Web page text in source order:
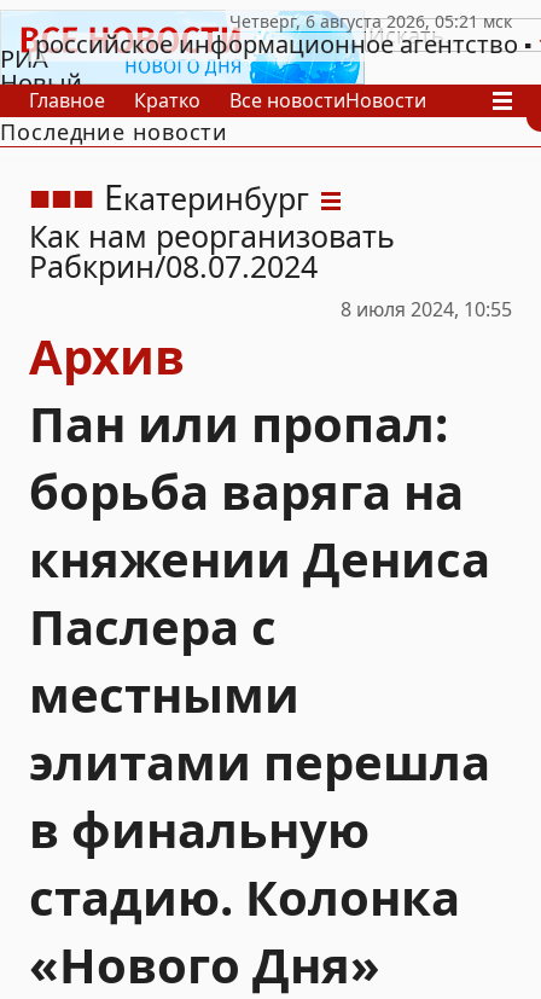
РИА
Новый
День
российское информационное агентство
Главное Кратко Все новостиНовости
В России
В мире
Последние новости
Екатеринбург
Как нам реорганизовать
Рабкрин 08.07.2024
8 июля 2024, 10:55
Архив
Пан или пропал:
борьба варяга на
княжении Дениса
Паслера с
местными
элитами перешла
в финальную
стадию. Колонка
«Нового Дня»